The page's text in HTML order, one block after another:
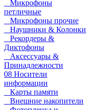
Микрофоны
петличные
Микрофоны прочие
Наушники & Колонки
Рекордеры &
Диктофоны
Аксессуары &
Принадлежности
08 Носители
информации
Карты памяти
Внешние накопители